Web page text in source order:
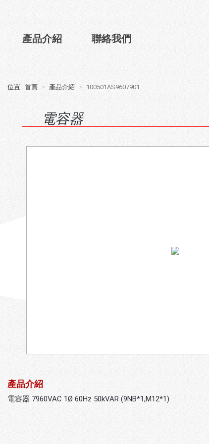
產品介紹 聯絡我們
首頁 產品介紹 100501AS9607901
電容器
產品介紹
電容器 7960VAC 1Ø 60Hz 50kVAR (9NB*1,M12*1)